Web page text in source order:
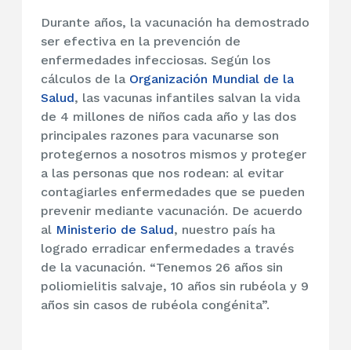
Durante años, la vacunación ha demostrado
ser efectiva en la prevención de
enfermedades infecciosas. Según los
cálculos de la Organización Mundial de la
Salud, las vacunas infantiles salvan la vida
de 4 millones de niños cada año y las dos
principales razones para vacunarse son
protegernos a nosotros mismos y proteger
a las personas que nos rodean: al evitar
contagiarles enfermedades que se pueden
prevenir mediante vacunación. De acuerdo
al Ministerio de Salud, nuestro país ha
logrado erradicar enfermedades a través
de la vacunación. “Tenemos 26 años sin
poliomielitis salvaje, 10 años sin rubéola y 9
años sin casos de rubéola congénita”.